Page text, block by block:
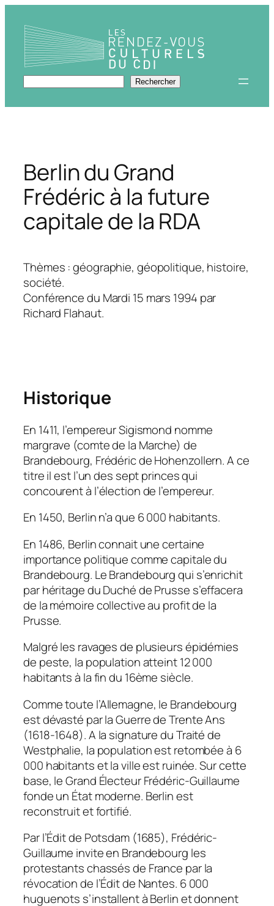
contenu
Rechercher Rechercher
Berlin du Grand
Frédéric à la future
capitale de la RDA
Thèmes : géographie, géopolitique, histoire,
société.
Conférence du Mardi 15 mars 1994 par
Richard Flahaut.
Historique
En 1411, l’empereur Sigismond nomme
margrave (comte de la Marche) de
Brandebourg, Frédéric de Hohenzollern. A ce
titre il est l’un des sept princes qui
concourent à l’élection de l’empereur.
En 1450, Berlin n’a que 6 000 habitants.
En 1486, Berlin connait une certaine
importance politique comme capitale du
Brandebourg. Le Brandebourg qui s’enrichit
par héritage du Duché de Prusse s’effacera
de la mémoire collective au profit de la
Prusse.
Malgré les ravages de plusieurs épidémies
de peste, la population atteint 12 000
habitants à la fin du 16ème siècle.
Comme toute l’Allemagne, le Brandebourg
est dévasté par la Guerre de Trente Ans
(1618-1648). A la signature du Traité de
Westphalie, la population est retombée à 6
000 habitants et la ville est ruinée. Sur cette
base, le Grand Électeur Frédéric-Guillaume
fonde un État moderne. Berlin est
reconstruit et fortifié.
Par l’Édit de Potsdam (1685), Frédéric-
Guillaume invite en Brandebourg les
protestants chassés de France par la
révocation de l’Édit de Nantes. 6 000
huguenots s’installent à Berlin et donnent